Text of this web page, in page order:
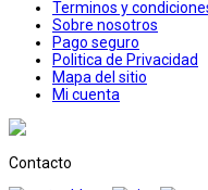
Terminos y
Sobre nosotros
Pago seguro
Politica de Privacidad
Mapa del sitio
Mi cuenta
Contacto